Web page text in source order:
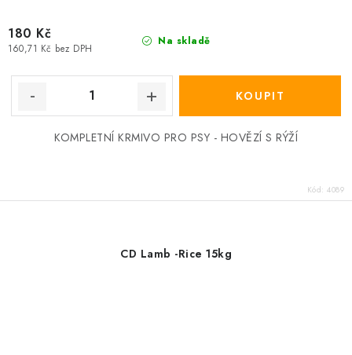
Na skladě
160,71 Kč bez DPH
180 Kč
KOMPLETNÍ KRMIVO PRO PSY - HOVĚZÍ S RÝŽÍ
Kód: 4089
CD Lamb -Rice 15kg